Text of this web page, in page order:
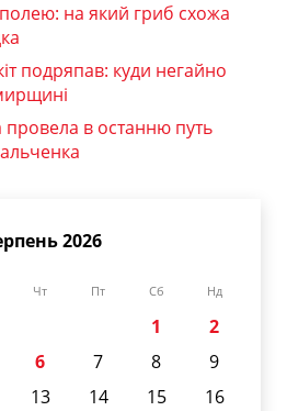
на який гриб схожа
подряпав: куди негайно
в останню путь
2026
Чт Пт Сб Нд
1
2
6 7 8
9
13 14 15
16